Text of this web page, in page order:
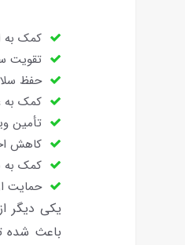
کمک به
تقویت
حفظ
کمک به
تأمین
کاهش
کمک به
حمایت
یکی دیگر
باعث شده